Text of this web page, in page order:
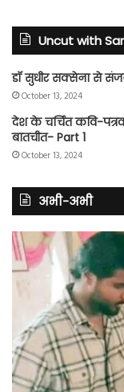
Uncut with
डॉ सुधीर सक्सेना से
October 13, 2024
देश के चर्चित कवि-
बातचीत- Part 1
October 13, 2024
अभी-अभी